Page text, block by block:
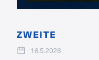
ZWEITE
16.5.2026